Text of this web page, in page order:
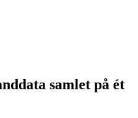
samlet på ét